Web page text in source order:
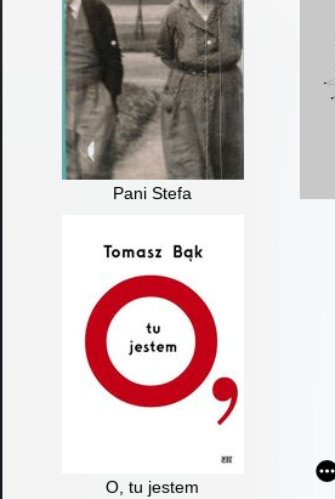
Pani Stefa
O, tu jestem